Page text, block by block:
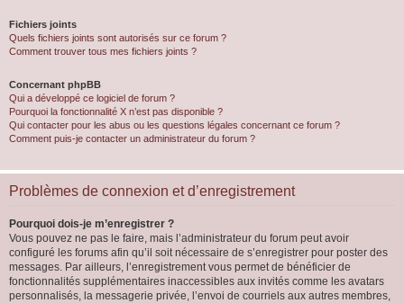
Fichiers joints
Quels fichiers joints sont autorisés sur ce forum ?
Comment trouver tous mes fichiers joints ?
Concernant phpBB
Qui a développé ce logiciel de forum ?
Pourquoi la fonctionnalité X n’est pas disponible ?
Qui contacter pour les abus ou les questions légales concernant ce forum ?
Comment puis-je contacter un administrateur du forum ?
Problèmes de connexion et d’enregistrement
Pourquoi dois-je m’enregistrer ?
Vous pouvez ne pas le faire, mais l’administrateur du forum peut avoir
configuré les forums afin qu’il soit nécessaire de s’enregistrer pour poster des
messages. Par ailleurs, l’enregistrement vous permet de bénéficier de
fonctionnalités supplémentaires inaccessibles aux invités comme les avatars
personnalisés, la messagerie privée, l’envoi de courriels aux autres membres,